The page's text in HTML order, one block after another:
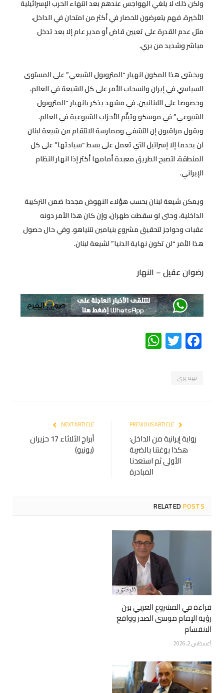
ولكن ذلك لا يلغي الهواجس عندهم بعد انتهاء الحرب الإسرائيلية
الأخيرة، فهم يتعرضون للحصار في أكثر من امتحان في الداخل،
مثل عدم القدرة على تعيين قاض أو مدير عام إلا بعد تدخل
مباشر وشديد من بري.
ويخشى هذا المكون انهيار “المتروبول الشيعي” على المستوى
السياسي في إيران وانسحاب الأمر على كل الشيعة في العالم،
وخصوصا على اللبنانيين، في مشهد يذكر بانهيار “المتروبول
الشيوعي” في موسكو وتيتّم الأحزاب الشيوعية في العالم.
ويقول مراقبون إن التشفي وممارسة الانتقام من شيعة لبنان
لن يخدما إلا إسرائيل التي تعمل على بسط “سيادتها” على كل
المنطقة، لتصبح الطريق معبدة أمامها أكثر إذا انهار النظام
الإيراني.
ويمكن شيعة لبنان بحسب هؤلاء النهوض مجددا ضمن التركيبة
الداخلية، وحتى لو سقطت طهران، وإن كان هذا الأمر دونه
عقبات وحواجز لتحقيق مشروع بنيامين نتنياهو. وفي حال حصول
هذا الأمر “لن تكون نهاية الدنيا” لشيعة لبنان.
رضوان عقيل – النهار
Facebook
Twitter
WhatsApp
نبيه بري
رواية إيرانية من الداخل:
هكذا بوغتنا بالضربة
الأولى ثم استعدنا
المبادرة
NEXT ARTICLE
أبراج الثلاثاء 17 حزيران
(يونيو)
RELATEDPOSTS
قراءة في المشروع العربي بين
رؤية الإمام موسى الصدر وواقع
الانقسام
أغسطس 2, 2026